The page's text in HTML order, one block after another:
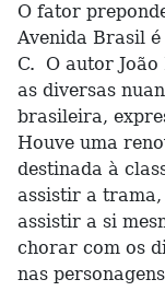
O fator
Avenida Brasil
C. O autor
as diversas
brasileira,
Houve uma
destinada à
assistir a
assistir a si
chorar com os
nas